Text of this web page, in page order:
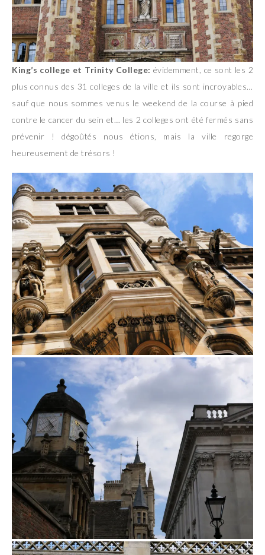
King’s college et Trinity College: évidemment, ce sont les 2
plus connus des 31 colleges de la ville et ils sont incroyables…
sauf que nous sommes venus le weekend de la course à pied
contre le cancer du sein et… les 2 colleges ont été fermés sans
prévenir ! dégoûtés nous étions, mais la ville regorge
heureusement de trésors !